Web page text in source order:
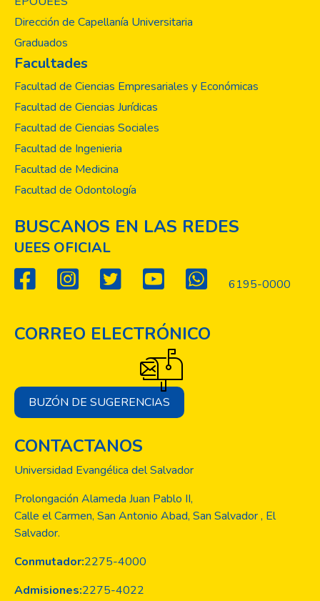
Dirección de Capellanía Universitaria
Graduados
Facultades
Facultad de Ciencias Empresariales y Económicas
Facultad de Ciencias Jurídicas
Facultad de Ciencias Sociales
Facultad de Ingenieria
Facultad de Medicina
Facultad de Odontología
BUSCANOS EN LAS REDES
UEES OFICIAL
6195-0000
CORREO ELECTRÓNICO
BUZÓN DE SUGERENCIAS
CONTACTANOS
Universidad Evangélica del Salvador
Prolongación Alameda Juan Pablo II,
Calle el Carmen, San Antonio Abad, San Salvador , El
Salvador.
Conmutador:2275-4000
Admisiones:2275-4022